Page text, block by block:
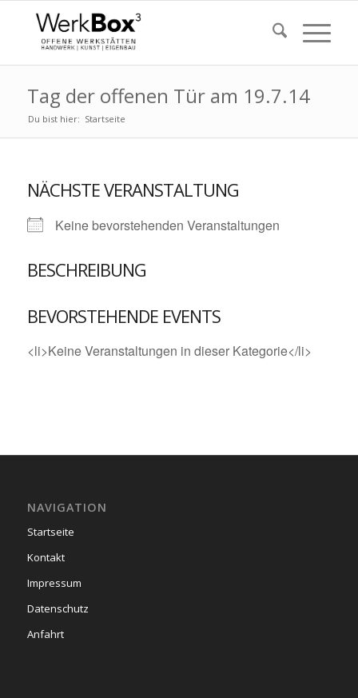
Tag der offenen Tür am 19.7.14
Du bist hier: Startseite
NÄCHSTE VERANSTALTUNG
Keine bevorstehenden Veranstaltungen
BESCHREIBUNG
BEVORSTEHENDE EVENTS
<li>Keine Veranstaltungen in dieser Kategorie</li>
NAVIGATION
Startseite
Kontakt
Impressum
Datenschutz
Anfahrt